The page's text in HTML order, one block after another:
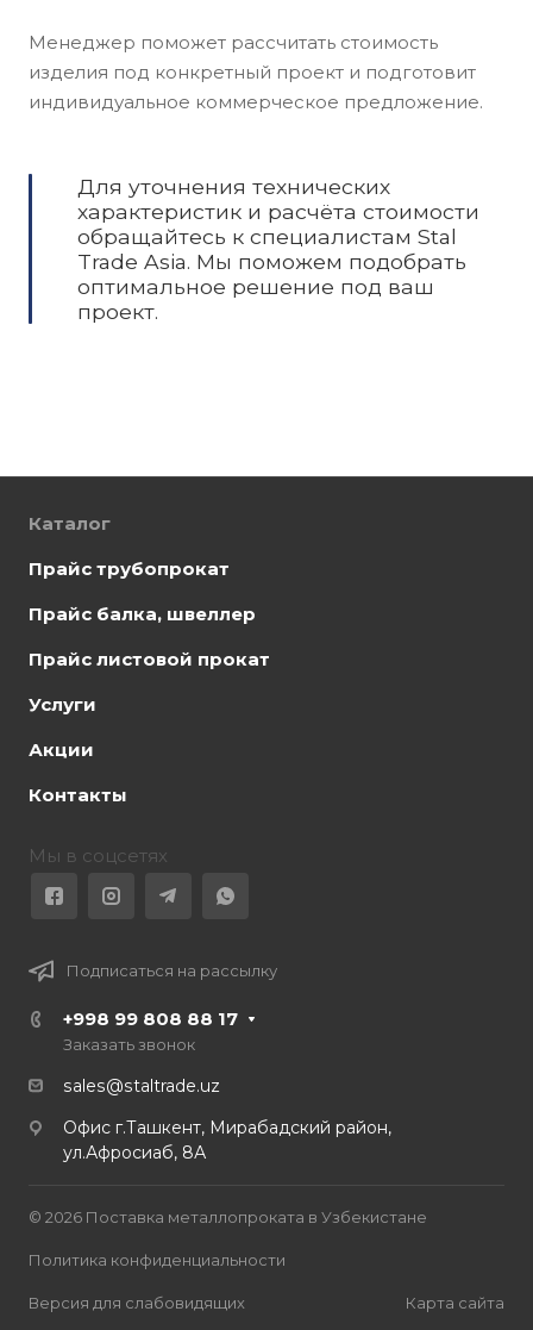
Менеджер поможет рассчитать стоимость
изделия под конкретный проект и подготовит
индивидуальное коммерческое предложение.
Для уточнения технических
характеристик и расчёта стоимости
обращайтесь к специалистам Stal
Trade Asia. Мы поможем подобрать
оптимальное решение под ваш
проект.
Каталог
Прайс трубопрокат
Прайс балка, швеллер
Прайс листовой прокат
Услуги
Акции
Контакты
Мы в соцсетях
Подписаться на рассылку
+998 99 808 88 17
Заказать звонок
sales@staltrade.uz
Офис г.Ташкент, Мирабадский район,
ул.Афросиаб, 8А
© 2026 Поставка металлопроката в Узбекистане
Политика конфиденциальности
Версия для слабовидящих Карта сайта